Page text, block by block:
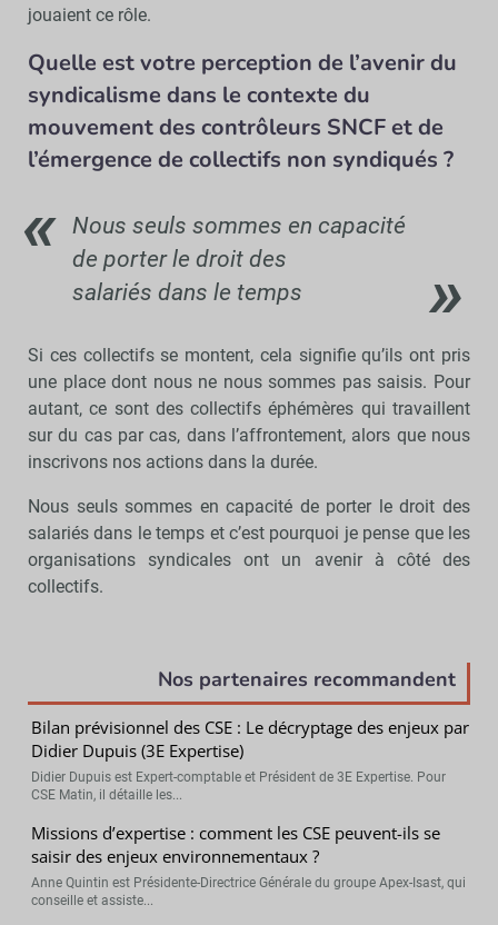
jouaient ce rôle.
Quelle est votre perception de l’avenir du
syndicalisme dans le contexte du
mouvement des contrôleurs SNCF et de
l’émergence de collectifs non syndiqués ?
Nous seuls sommes en capacité
de porter le droit des
salariés dans le temps
Si ces collectifs se montent, cela signifie qu’ils ont pris
une place dont nous ne nous sommes pas saisis. Pour
autant, ce sont des collectifs éphémères qui travaillent
sur du cas par cas, dans l’affrontement, alors que nous
inscrivons nos actions dans la durée.
Nous seuls sommes en capacité de porter le droit des
salariés dans le temps et c’est pourquoi je pense que les
organisations syndicales ont un avenir à côté des
collectifs.
Nos partenaires recommandent
Bilan prévisionnel des CSE : Le décryptage des enjeux par
Didier Dupuis (3E Expertise)
Didier Dupuis est Expert-comptable et Président de 3E Expertise. Pour
CSE Matin, il détaille les...
Missions d’expertise : comment les CSE peuvent-ils se
saisir des enjeux environnementaux ?
Anne Quintin est Présidente-Directrice Générale du groupe Apex-Isast, qui
conseille et assiste...